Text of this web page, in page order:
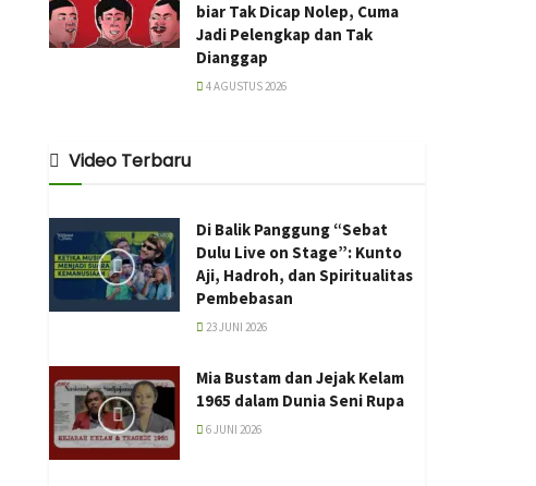
biar Tak Dicap Nolep, Cuma
Jadi Pelengkap dan Tak
Dianggap
4 AGUSTUS 2026
Video Terbaru
Di Balik Panggung “Sebat
Dulu Live on Stage”: Kunto
Aji, Hadroh, dan Spiritualitas
Pembebasan
23 JUNI 2026
Mia Bustam dan Jejak Kelam
1965 dalam Dunia Seni Rupa
6 JUNI 2026